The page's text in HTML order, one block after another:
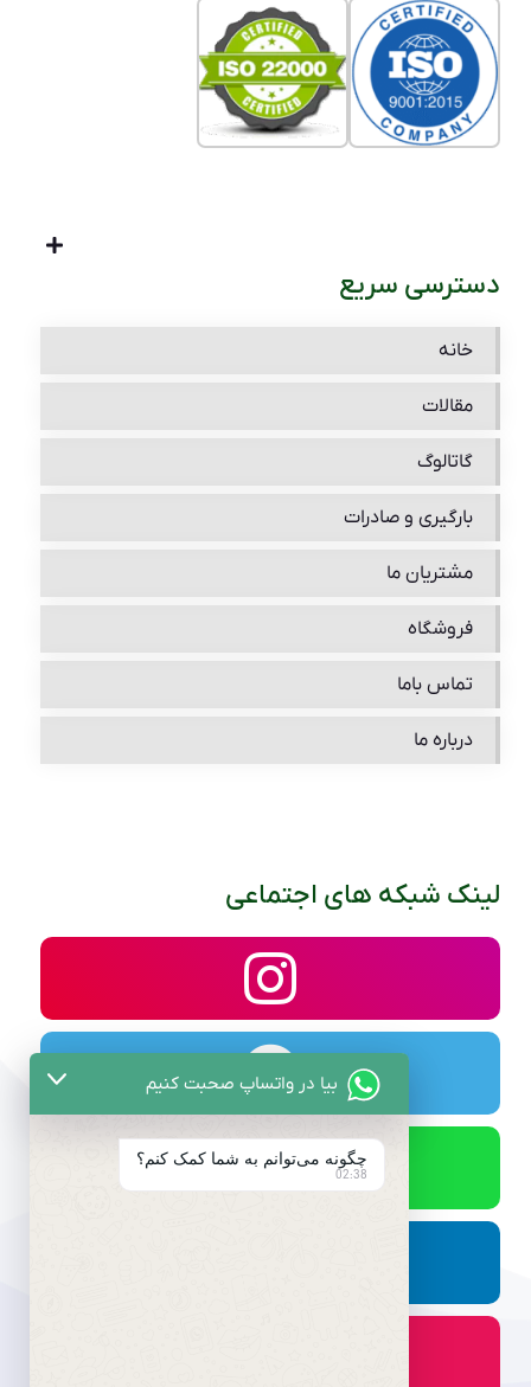
دسترسی سریع
خانه
مقالات
گاتالوگ
بارگیری و صادرات
مشتریان ما
فروشگاه
تماس باما
درباره ما
لینک شبکه های اجتماعی
بیا در واتساپ صحبت کنیم
چگونه می‌توانم به شما کمک کنم؟
02:38